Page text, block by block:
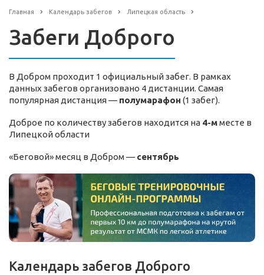
Главная Календарь забегов Липецкая область
Забеги Доброго
В Добром проходит 1 официальный забег. В рамках
данных забегов организовано 4 дистанции. Самая
популярная дистанция — полумарафон (1 забег).
Доброе по количеству забегов находится на 4-мместе в
Липецкой области
«Беговой» месяц в Добром — сентябрь
Календарь забегов Доброго